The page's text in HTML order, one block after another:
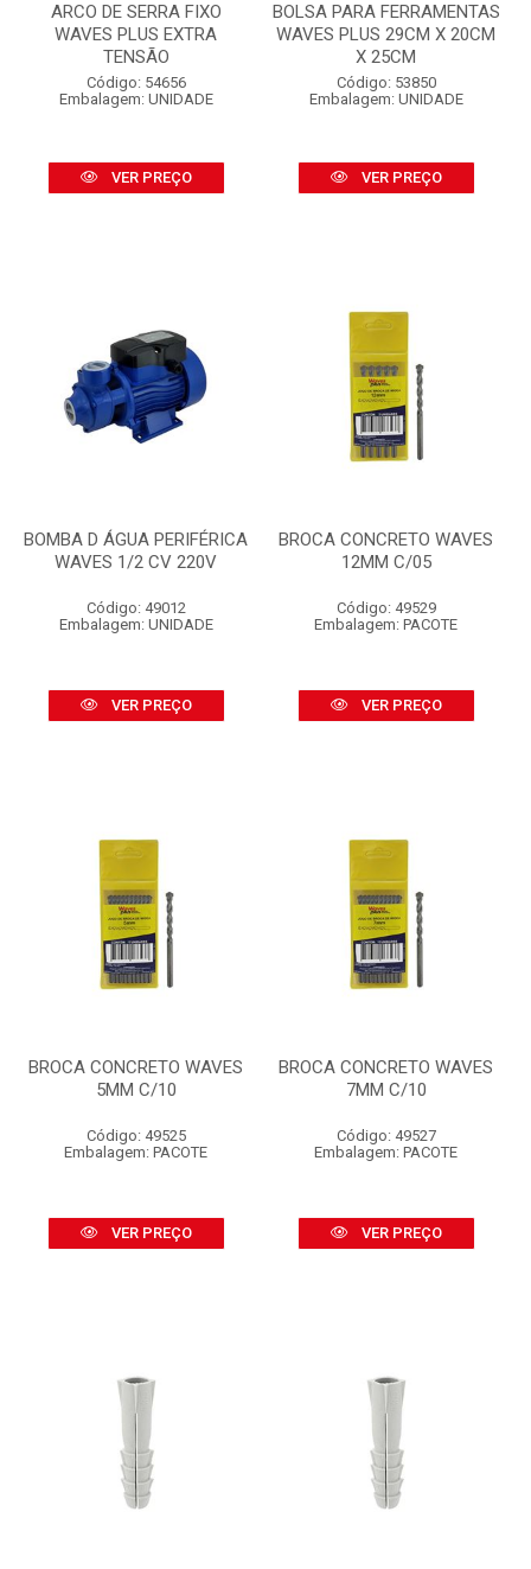
ARCO DE SERRA FIXO
WAVES PLUS EXTRA
TENSÃO
Código: 54656
Embalagem: UNIDADE
VER PREÇO
BOLSA PARA FERRAMENTAS
WAVES PLUS 29CM X 20CM
X 25CM
Código: 53850
Embalagem: UNIDADE
VER PREÇO
BOMBA D ÁGUA PERIFÉRICA
WAVES 1/2 CV 220V
Código: 49012
Embalagem: UNIDADE
VER PREÇO
BROCA CONCRETO WAVES
12MM C/05
Código: 49529
Embalagem: PACOTE
VER PREÇO
BROCA CONCRETO WAVES
5MM C/10
Código: 49525
Embalagem: PACOTE
VER PREÇO
BROCA CONCRETO WAVES
7MM C/10
Código: 49527
Embalagem: PACOTE
VER PREÇO